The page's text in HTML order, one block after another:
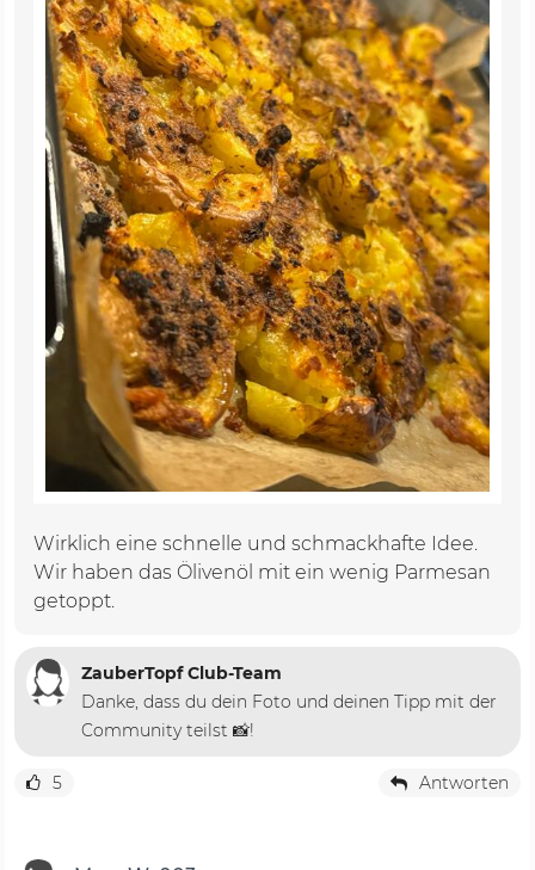
Wirklich eine schnelle und schmackhafte Idee.
Wir haben das Ölivenöl mit ein wenig Parmesan
getoppt.
ZauberTopf Club-Team
Danke, dass du dein Foto und deinen Tipp mit der
Community teilst 📸!
5 Antworten